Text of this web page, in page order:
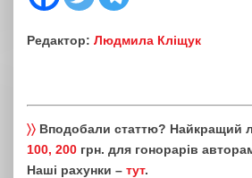
Редактор: Людмила Кліщук
〉〉 Вподобали статтю? Найкращий
100, 200 грн. для гонорарів
Наші рахунки – тут.